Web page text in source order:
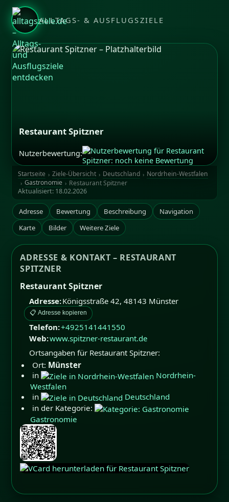
ALLTAGS- & AUSFLUGSZIELE
Restaurant Spitzner
Nutzerbewertung:
Startseite Ziele-Übersicht Deutschland
Nordrhein-Westfalen
Gastronomie
Restaurant Spitzner
Aktualisiert: 18.02.2026
Adresse Bewertung Beschreibung
Navigation
Karte
Bilder Weitere Ziele
ADRESSE & KONTAKT – RESTAURANT
SPITZNER
Restaurant Spitzner
Adresse:Königsstraße 42,48143 Münster
📋 Adresse kopieren
Telefon:+4925141441550
Web:www.spitzner-restaurant.de
Ortsangaben für Restaurant Spitzner:
Ort: Münster
in
Nordrhein-
Westfalen
in
Deutschland
in der Kategorie:
Gastronomie